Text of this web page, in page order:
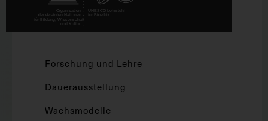
Forschung und Lehre
Dauerausstellung
Wachsmodelle